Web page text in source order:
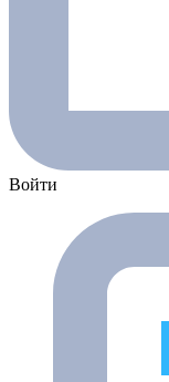
Войти